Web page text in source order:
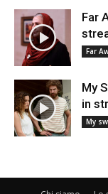
Far
Far
My
in
My